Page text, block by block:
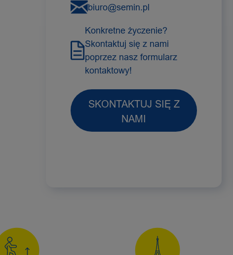
biuro@semin.pl
Konkretne życzenie?
Skontaktuj się z nami
poprzez nasz formularz
kontaktowy!
SKONTAKTUJ SIĘ Z
NAMI